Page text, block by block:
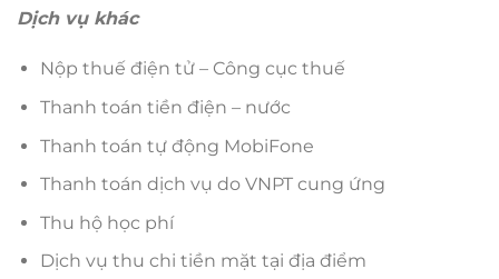
Dịch vụ khác
Nộp thuế điện tử – Công cục thuế
Thanh toán tiền điện – nước
Thanh toán tự động MobiFone
Thanh toán dịch vụ do VNPT cung ứng
Thu hộ học phí
Dịch vụ thu chi tiền mặt tại địa điểm